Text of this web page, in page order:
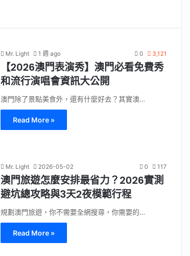
Mr. Light 1 週 ago 0 3,121
【2026澳門表演秀】澳門必看免費秀
和流行演唱會資訊大公開
澳門除了景點美食外，還有什麼好去？其實澳…
Read More »
Mr. Light 2026-05-02 0 117
澳門旅遊怎麼安排最省力？2026實測
避坑總攻略與3天2夜模範行程
規劃澳門旅遊，你不需要全網搜尋，你需要的…
Read More »